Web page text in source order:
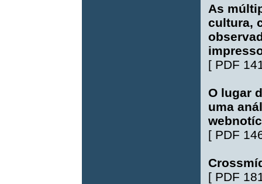
As
cultura,
[ PDF
O lugar
uma
[ PDF
[ PDF